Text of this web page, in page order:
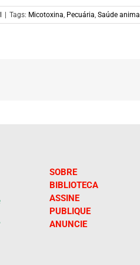
Tags: Micotoxina, Pecuária, Saúde animal
SOBRE
BIBLIOTECA
ASSINE
PUBLIQUE
ANUNCIE